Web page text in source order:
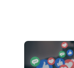
別說明可能
律條文。